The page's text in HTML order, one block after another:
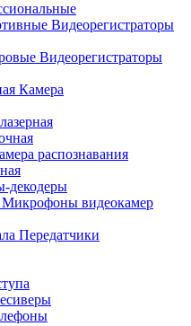
Видеорегистраторы
Видеорегистраторы
Камера
распознавания
декодеры
Микрофоны видеокамер
Передатчики